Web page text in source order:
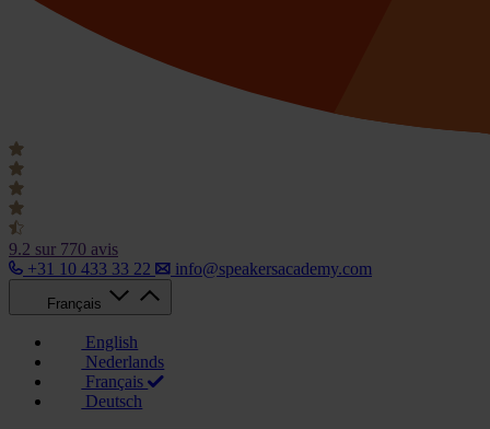
9.2 sur 770 avis
+31 10 433 33 22
info@speakersacademy.com
Français
English
Nederlands
Français
Deutsch